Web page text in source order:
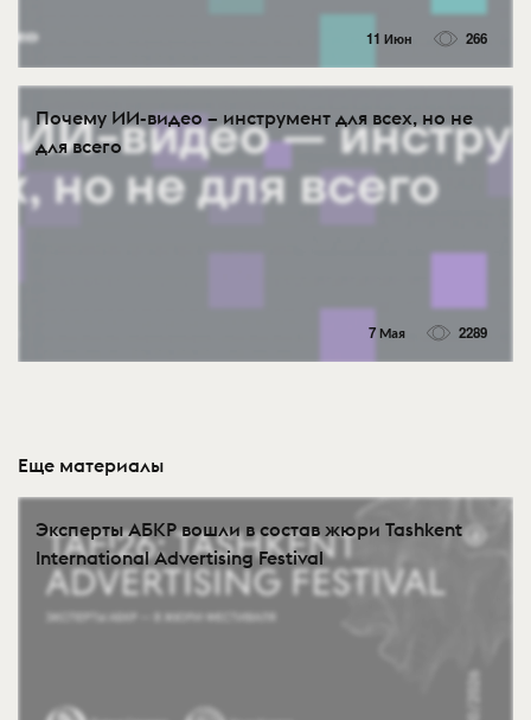
11 Июн 266
Почему ИИ-видео – инструмент для всех, но не
для всего
7 Мая 2289
Еще материалы
Эксперты АБКР вошли в состав жюри Tashkent
International Advertising Festival